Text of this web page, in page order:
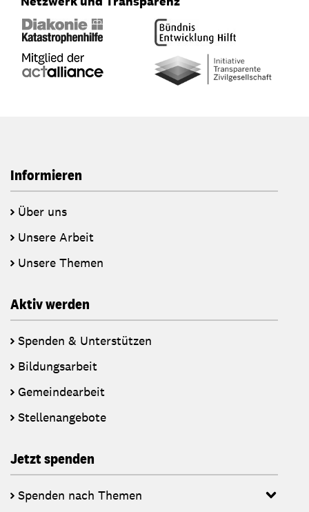
Informieren
Über uns
Unsere Arbeit
Unsere Themen
Aktiv werden
Spenden & Unterstützen
Bildungsarbeit
Gemeindearbeit
Stellenangebote
Jetzt spenden
Spenden nach Themen